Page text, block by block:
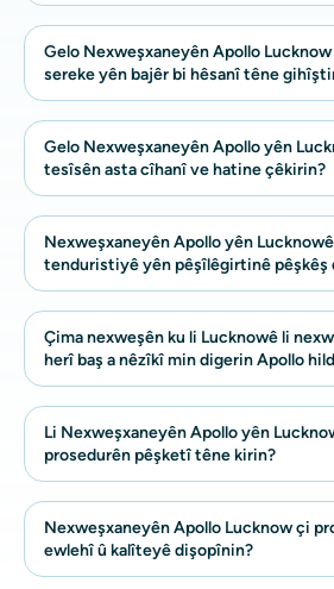
Gelo Nexweşxaneyên Apollo
sereke yên bajêr bi hêsanî têne
Gelo Nexweşxaneyên Apollo yên
tesîsên asta cîhanî ve hatine çêkirin?
Nexweşxaneyên Apollo yên
tenduristiyê yên pêşîlêgirtinê pêşkêş
Çima nexweşên ku li Lucknowê li
herî baş a nêzîkî min digerin Apollo
Li Nexweşxaneyên Apollo yên
prosedurên pêşketî têne kirin?
Nexweşxaneyên Apollo Lucknow çi
ewlehî û kalîteyê dişopînin?